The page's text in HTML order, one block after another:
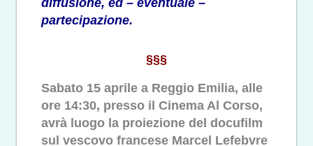
partecipazione.
§§§
Sabato 15 aprile a Reggio Emilia, alle
ore 14:30, presso il Cinema Al Corso,
avrà luogo la proiezione del docufilm
sul vescovo francese Marcel Lefebvre